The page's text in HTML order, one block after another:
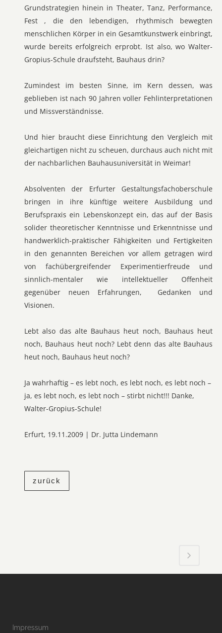
Grundstrategien hinein in Theater, Tanz, Performance,
Fest , die den lebendigen, rhythmisch bewegten
menschlichen Körper in ein Gesamtkunstwerk einbringt,
wurde bereits erfolgreich erprobt. Ist also, wo Walter-
Gropius-Schule draufsteht, Bauhaus drin?
Zumindest im besten Sinne, im Kern dessen, was
geblieben ist nach 90 Jahren voller Fehlinterpretationen
und Missverständnisse.
Und hier braucht diese Einrichtung den Vergleich mit
gleichartigen nicht zu scheuen, durchaus auch nicht mit
der nachbarlichen Bauhausuniversität in Weimar!
Absolventen der Erfurter Gestaltungsfachoberschule
bringen in ihre künftige weitere Ausbildung und
Berufspraxis ein Lebenskonzept ein, das auf der Basis
solider theoretischer Kenntnisse und Erkenntnisse und
handwerklich-praktischer Fähigkeiten und Fertigkeiten
in den genannten Bereichen vor allem getragen wird
von fachübergreifender Experimentierfreude und
sinnlich-mentaler wie intellektueller Offenheit
gegenüber neuen Erfahrungen, Gedanken und
Visionen.
Lebt also das alte Bauhaus heut noch, Bauhaus heut
noch, Bauhaus heut noch? Lebt denn das alte Bauhaus
heut noch, Bauhaus heut noch?
Ja wahrhaftig – es lebt noch, es lebt noch, es lebt noch –
ja, es lebt noch, es lebt noch – stirbt nicht!!! Danke,
Walter-Gropius-Schule!
Erfurt, 19.11.2009 | Dr. Jutta Lindemann
zurück
Impressum